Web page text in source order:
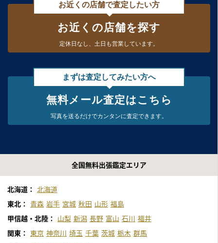
お近くの店舗で査定したい方
お近くの店舗を探す
定休日なし、 土日も営業しています。
まずは査定してみたい方へ
無料メール査定はこちら
写真を送るだけでカンタンに査定できます。
全国無料出張鑑定エリア
北海道： 北海道
東北： 青森 岩手 宮城 秋田 山形 福島
甲信越・北陸：
山梨 新潟 長野 富山 石川 福井
関東：
東京 神奈川 埼玉 千葉 茨城 栃木 群馬